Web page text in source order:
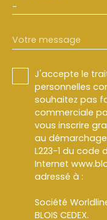
-
Votre message
J'accepte le
personnelles
souhaitez pas
commerciale
vous inscrire
au
L223-1 du code
Internet
adressé à :
Société
BLOIS CEDEX.